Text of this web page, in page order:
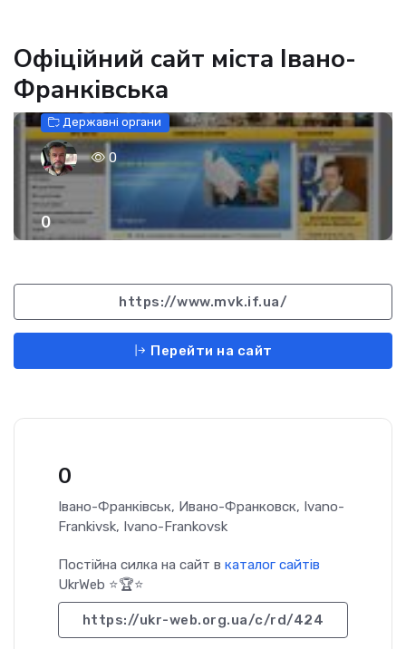
Офіційний сайт міста Івано-
Франківська
Державні органи
0
0
https://www.mvk.if.ua/
Перейти на сайт
0
Івано-Франківськ, Ивано-Франковск, Ivano-
Frankivsk, Ivano-Frankovsk
Постійна силка на сайт в каталог сайтів
UkrWeb ⭐🏆⭐
https://ukr-web.org.ua/c/rd/424